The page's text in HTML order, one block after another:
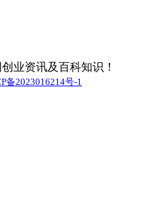
业资讯及百科知识！
备2023016214号-1